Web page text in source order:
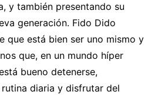
y también presentando su
generación. Fido Dido
que está bien ser uno mismo y
que, en un mundo híper
bueno detenerse,
diaria y disfrutar del